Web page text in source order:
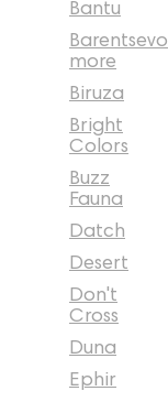
Bantu
Barentsevo
more
Biruza
Bright
Colors
Buzz
Fauna
Datch
Desert
Don't
Cross
Duna
Ephir